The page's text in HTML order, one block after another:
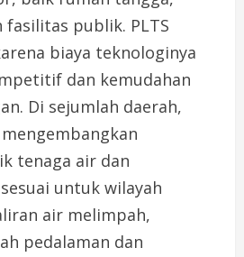
publik. PLTS
biaya teknologinya
dan kemudahan
Di sejumlah daerah,
tenaga air dan
untuk wilayah
air melimpah,
pedalaman dan